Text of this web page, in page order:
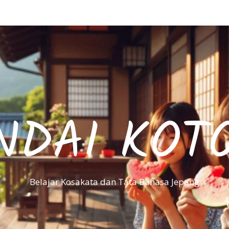
Belajar Kosakata dan Tata Bahasa Jepang